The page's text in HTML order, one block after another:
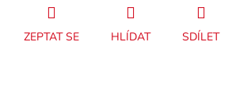
ZEPTAT SE HLÍDAT SDÍLET